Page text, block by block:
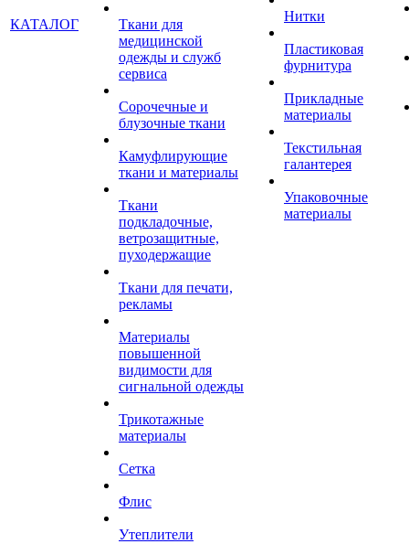
КАТАЛОГ
Ткани для
медицинской
одежды и служб
сервиса
Сорочечные и
блузочные ткани
Камуфлирующие
ткани и материалы
Ткани
подкладочные,
ветрозащитные,
пуходержащие
Ткани для печати,
рекламы
Материалы
повышенной
видимости для
сигнальной одежды
Трикотажные
материалы
Сетка
Флис
Утеплители
Нитки
Пластиковая
фурнитура
Прикладные
материалы
Текстильная
галантерея
Упаковочные
материалы